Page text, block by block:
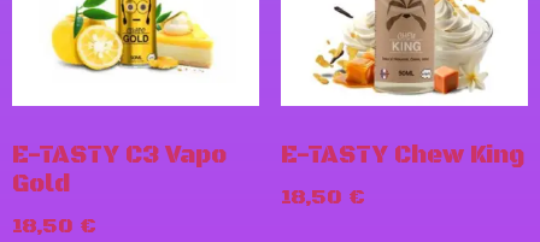
E-TASTY C3 Vapo
Gold
18,50 €
E-TASTY Chew King
18,50 €